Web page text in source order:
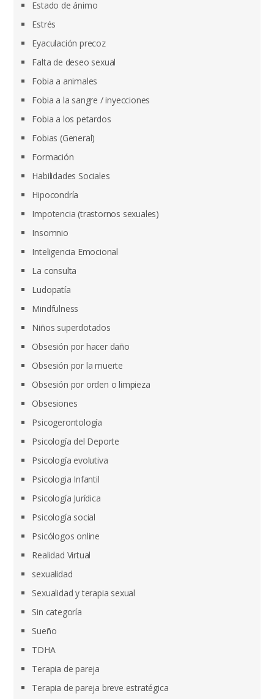
Estado de ánimo
Estrés
Eyaculación precoz
Falta de deseo sexual
Fobia a animales
Fobia a la sangre / inyecciones
Fobia a los petardos
Fobias (General)
Formación
Habilidades Sociales
Hipocondría
Impotencia (trastornos sexuales)
Insomnio
Inteligencia Emocional
La consulta
Ludopatía
Mindfulness
Niños superdotados
Obsesión por hacer daño
Obsesión por la muerte
Obsesión por orden o limpieza
Obsesiones
Psicogerontología
Psicología del Deporte
Psicología evolutiva
Psicologia Infantil
Psicología Jurídica
Psicología social
Psicólogos online
Realidad Virtual
sexualidad
Sexualidad y terapia sexual
Sin categoría
Sueño
TDHA
Terapia de pareja
Terapia de pareja breve estratégica